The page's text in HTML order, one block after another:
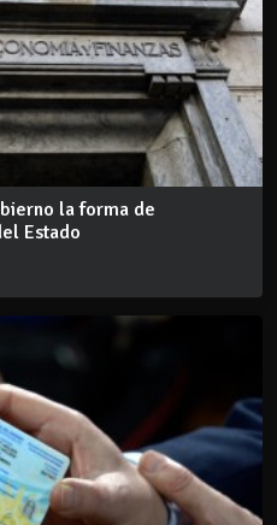
la forma de
Estado